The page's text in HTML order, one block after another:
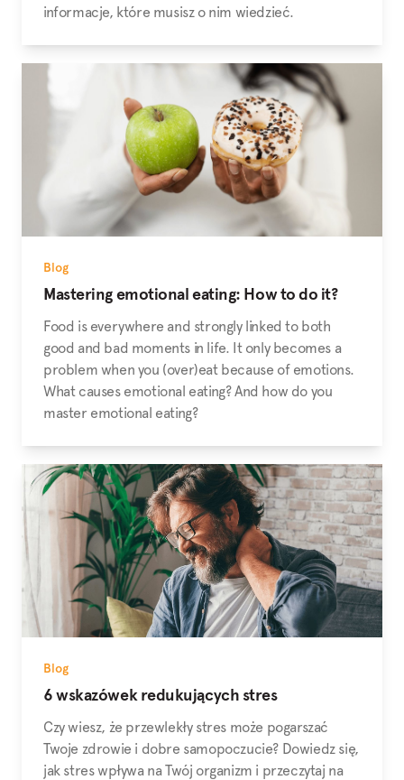
informacje, które musisz o nim wiedzieć.
Blog
Mastering emotional eating: How to do it?
Food is everywhere and strongly linked to both
good and bad moments in life. It only becomes a
problem when you (over)eat because of emotions.
What causes emotional eating? And how do you
master emotional eating?
Blog
6 wskazówek redukujących stres
Czy wiesz, że przewlekły stres może pogarszać
Twoje zdrowie i dobre samopoczucie? Dowiedz się,
jak stres wpływa na Twój organizm i przeczytaj na